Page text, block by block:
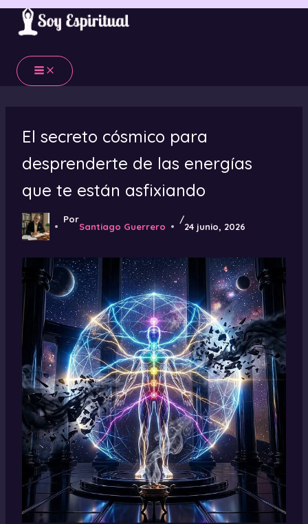
Ir
contenido
El secreto cósmico para
desprenderte de las energías
que te están asfixiando
Por
Santiago Guerrero
/
24 junio, 2026